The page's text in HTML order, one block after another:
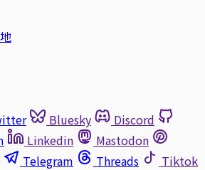
Bluesky
Discord
Linkedin
Mastodon
Telegram Threads
Tiktok